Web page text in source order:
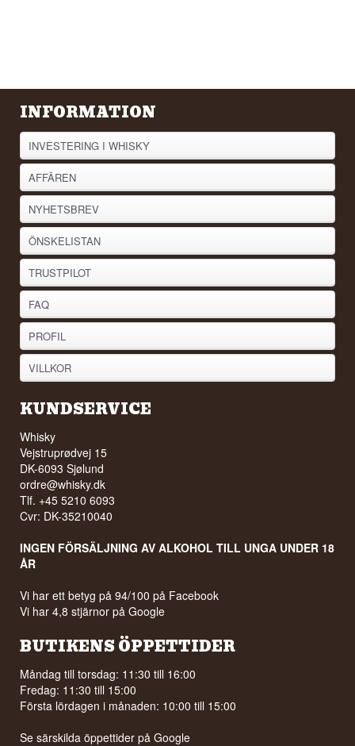
INFORMATION
INVESTERING I WHISKY
AFFÄREN
NYHETSBREV
ÖNSKELISTAN
TRUSTPILOT
FAQ
PROFIL
VILLKOR
KUNDSERVICE
Whisky
Vejstruprødvej 15
DK-6093 Sjølund
ordre@whisky.dk
Tlf. +45 5210 6093
Cvr: DK-35210040
INGEN FÖRSÄLJNING AV ALKOHOL TILL UNGA UNDER 18
ÅR
Vi har ett betyg på 94/100 på Facebook
Vi har 4,8 stjärnor på Google
BUTIKENS ÖPPETTIDER
Måndag till torsdag: 11:30 till 16:00
Fredag: 11:30 till 15:00
Första lördagen i månaden: 10:00 till 15:00
Se särskilda öppettider påGoogle